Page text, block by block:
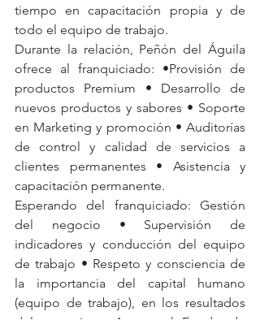
tiempo en capacitación propia y de
todo el equipo de trabajo.
Durante la relación, Peñón del Águila
ofrece al franquiciado: •Provisión de
productos Premium • Desarrollo de
nuevos productos y sabores • Soporte
en Marketing y promoción • Auditorías
de control y calidad de servicios a
clientes permanentes • Asistencia y
capacitación permanente.
Esperando del franquiciado: Gestión
del negocio • Supervisión de
indicadores y conducción del equipo
de trabajo • Respeto y consciencia de
la importancia del capital humano
(equipo de trabajo), en los resultados
del negocio • Aporte al Fondo de